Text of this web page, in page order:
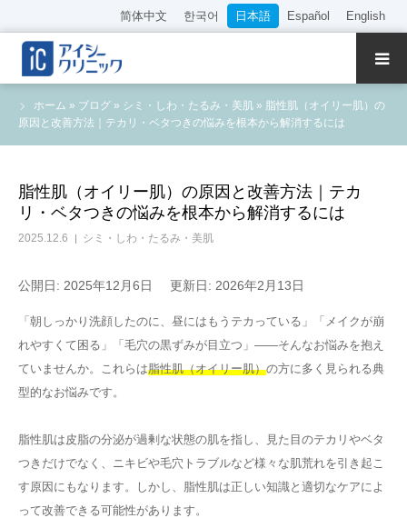
简体中文 한국어 日本語 Español English
ホーム » ブログ » シミ・しわ・たるみ・美肌 » 脂性肌（オイリー肌）の
原因と改善方法｜テカリ・ベタつきの悩みを根本から解消するには
脂性肌（オイリー肌）の原因と改善方法｜テカ
リ・ベタつきの悩みを根本から解消するには
2025.12.6 シミ・しわ・たるみ・美肌
公開日: 2025年12月6日 更新日: 2026年2月13日
「朝しっかり洗顔したのに、昼にはもうテカっている」「メイクが崩
れやすくて困る」「毛穴の黒ずみが目立つ」——そんなお悩みを抱え
ていませんか。これらは脂性肌（オイリー肌）の方に多く見られる典
型的なお悩みです。
脂性肌は皮脂の分泌が過剰な状態の肌を指し、見た目のテカリやベタ
つきだけでなく、ニキビや毛穴トラブルなど様々な肌荒れを引き起こ
す原因にもなります。しかし、脂性肌は正しい知識と適切なケアによ
って改善できる可能性があります。
クリニック紹介
診療内容
WEB予約
料金表
採用情報
その他
言語